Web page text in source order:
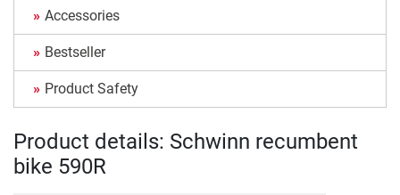
Accessories
Bestseller
Product Safety
Product details: Schwinn recumbent
bike 590R